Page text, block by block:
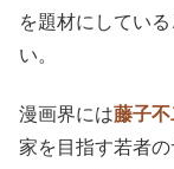
を題材にしてい
い。
漫画界には藤子
家を目指す若者の